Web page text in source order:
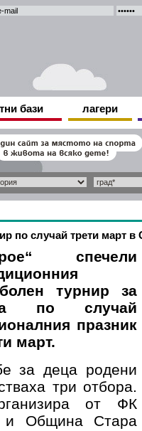
бази лагери
по случай трети март в
спечели
турнир за
по случай
празник
март.
за деца родени
три отбора.
от ФК
Община Стара